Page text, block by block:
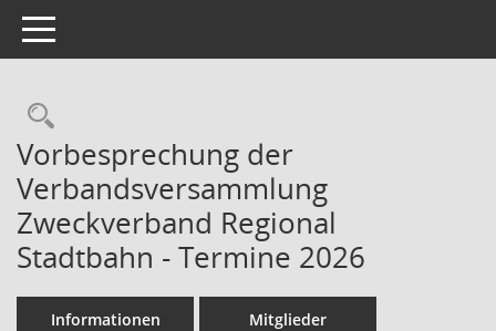
Toggle navigation
Rechercheauswahl
Vorbesprechung der
Verbandsversammlung
Zweckverband Regional
Stadtbahn - Termine 2026
Informationen Mitglieder